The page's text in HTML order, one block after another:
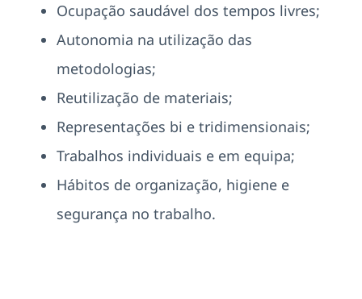
Ocupação saudável dos tempos livres;
Autonomia na utilização das
metodologias;
Reutilização de materiais;
Representações bi e tridimensionais;
Trabalhos individuais e em equipa;
Hábitos de organização, higiene e
segurança no trabalho.